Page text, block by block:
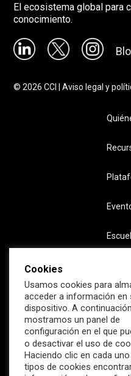
El ecosistema global para
conocimiento.
©2026 CCI |Aviso legal y
Súmate ahora
profesional
Cookies
Usamos cookies para
acceder a información en
dispositivo. A
mostramos un panel de
configuración en el que
o desactivar el uso de
Haciendo clic en cada
tipos de cookies